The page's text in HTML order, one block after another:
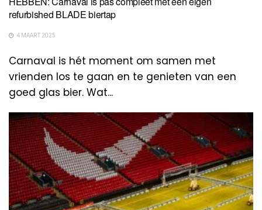
refurbished BLADE biertap
4 MAART 2025
Carnaval is hét moment om samen met
vrienden los te gaan en te genieten van een
goed glas bier. Wat...